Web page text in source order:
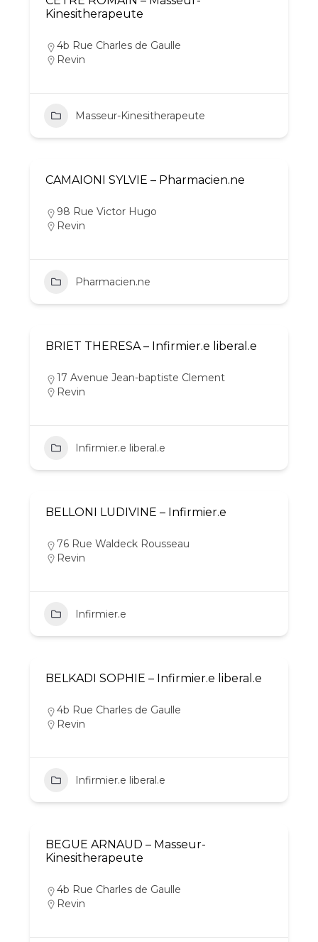
Kinesitherapeute
4b Rue Charles de Gaulle
Revin
Masseur-Kinesitherapeute
CAMAIONI SYLVIE – Pharmacien.ne
98 Rue Victor Hugo
Revin
Pharmacien.ne
BRIET THERESA – Infirmier.e liberal.e
17 Avenue Jean-baptiste Clement
Revin
Infirmier.e liberal.e
BELLONI LUDIVINE – Infirmier.e
76 Rue Waldeck Rousseau
Revin
Infirmier.e
BELKADI SOPHIE – Infirmier.e liberal.e
4b Rue Charles de Gaulle
Revin
Infirmier.e liberal.e
BEGUE ARNAUD – Masseur-
Kinesitherapeute
4b Rue Charles de Gaulle
Revin